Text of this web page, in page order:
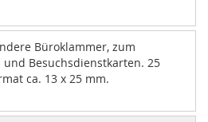
Büroklammer, zum
Besuchsdienstkarten. 25
ca. 13 x 25 mm.